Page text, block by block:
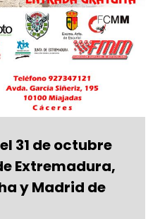
31 de octubre
Extremadura,
y Madrid de